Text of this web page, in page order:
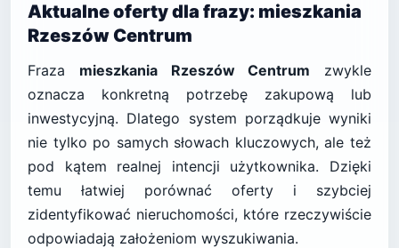
Aktualne oferty dla frazy: mieszkania
Rzeszów Centrum
Fraza mieszkania Rzeszów Centrum zwykle
oznacza konkretną potrzebę zakupową lub
inwestycyjną. Dlatego system porządkuje wyniki
nie tylko po samych słowach kluczowych, ale też
pod kątem realnej intencji użytkownika. Dzięki
temu łatwiej porównać oferty i szybciej
zidentyfikować nieruchomości, które rzeczywiście
odpowiadają założeniom wyszukiwania.